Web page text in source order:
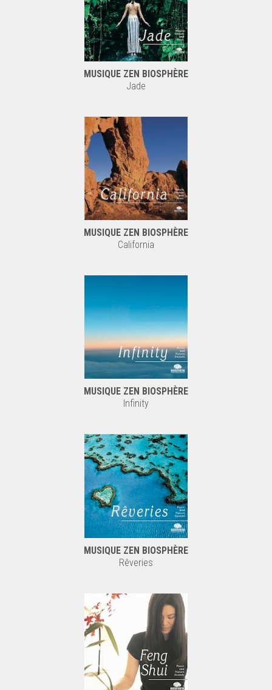
MUSIQUE ZEN BIOSPHÈRE
Jade
MUSIQUE ZEN BIOSPHÈRE
California
MUSIQUE ZEN BIOSPHÈRE
Infinity
MUSIQUE ZEN BIOSPHÈRE
Rêveries